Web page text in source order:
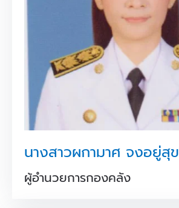
นางสาวผกามาศ จงอยู่สุข
ผู้อำนวยการกองคลัง